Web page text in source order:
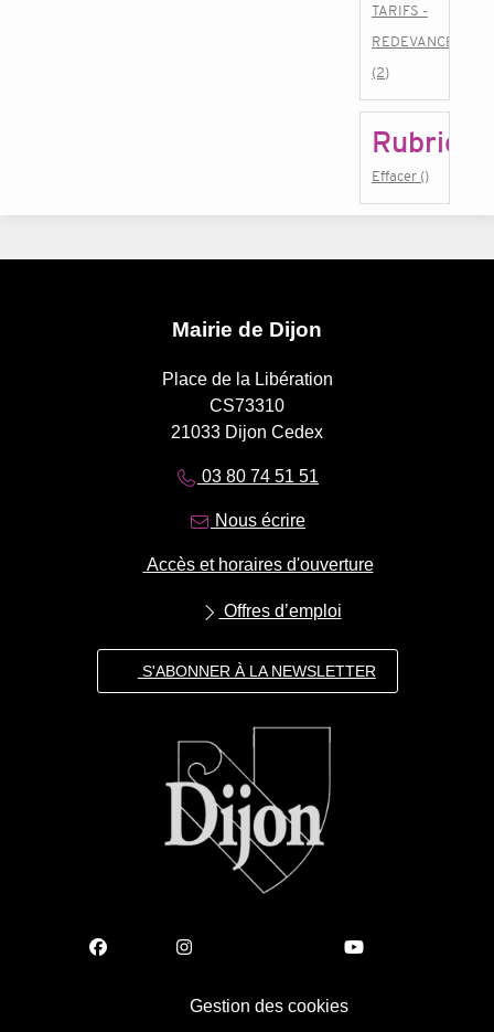
TARIFS -
REDEVANCES
(2)
Rubrique
Effacer ()
Mairie de Dijon
Place de la Libération
CS73310
21033 Dijon Cedex
03 80 74 51 51
Nous écrire
Accès et horaires d'ouverture
Offres d’emploi
S'ABONNER À LA NEWSLETTER
Gestion des cookies